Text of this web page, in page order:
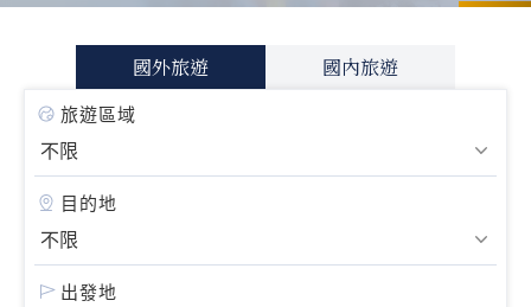
國外旅遊 國內旅遊
旅遊區域
目的地
出發地